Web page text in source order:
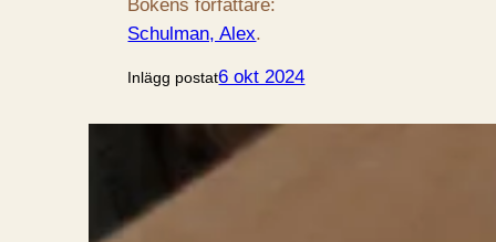
Bokens författare:
Schulman, Alex.
Inlägg postat6 okt 2024